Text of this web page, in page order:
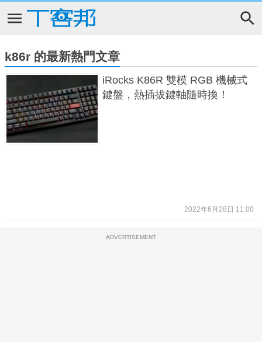
k86r 的最新熱門文章
iRocks K86R 雙模 RGB 機械式
鍵盤，熱插拔鍵軸隨時換！
2022年6月28日 11:00
ADVERTISEMENT